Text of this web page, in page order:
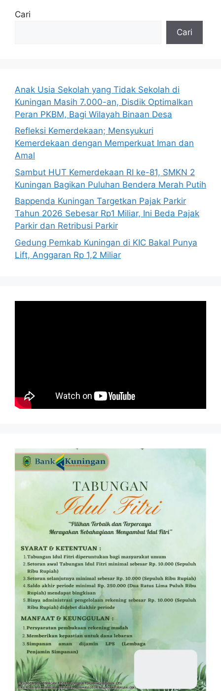
Cari
Cari
Anak Usia Sekolah yang Tidak Sekolah di
Kuningan Masih 7.000-an, Disdik Optimalkan
Peran PKBM, Bagi Wilayah Binaan Desa
Refleksi Kemerdekaan; Mensyukuri
Kemerdekaan dengan Memperkuat Iman dan
Amal
Sambut HUT Kemerdekaan RI ke-81, SMKN 2
Kuningan Bagikan Puluhan Bendera Merah Putih
Bappenda Kuningan Targetkan Pajak Parkir
Tahun 2026 Sebesar Rp1 Miliar, Ini Beda Pajak
Parkir dan Retribusi Parkir
Gedung Pemkab Kuningan di KIC Bakal Punya
Lift, Anggaran Rp 1,2 Miliar